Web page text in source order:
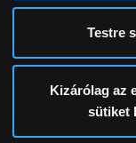
Testre
Kizárólag az
sütiket